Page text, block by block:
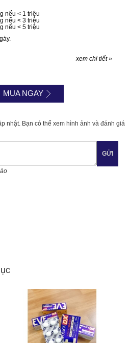
nếu < 1 triệu
nếu < 3 triệu
nếu < 5 triệu
xem chi tiết »
MUA NGAY
nhật. Bạn có thể xem hình ảnh và đánh giá
GỬI